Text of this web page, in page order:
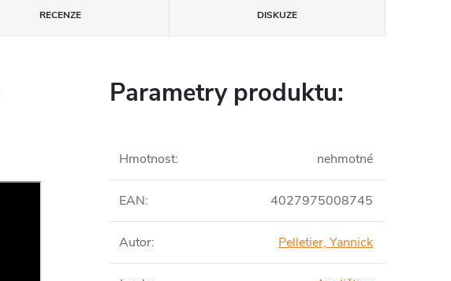
RECENZE DISKUZE
Parametry produktu:
Hmotnost: nehmotné
EAN: 4027975008745
Autor: Pelletier, Yannick